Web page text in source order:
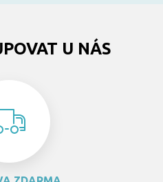
U NÁS